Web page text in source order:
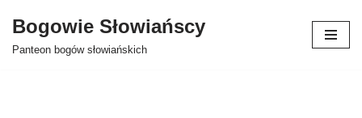
Przejdź
Bogowie Słowiańscy
Panteon bogów słowiańskich